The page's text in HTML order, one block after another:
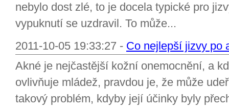
nebylo dost zlé, to je docela typické pro
vypuknutí se uzdravil. To může...
2011-10-05 19:33:27 - Co nejlepší jizvy po
Akné je nejčastější kožní onemocnění, a
ovlivňuje mládež, pravdou je, že může
takový problém, kdyby její účinky byly